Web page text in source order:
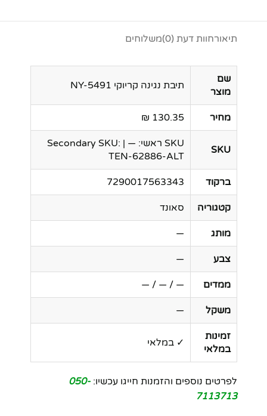
תיאורחוות דעת (0) משלוחים
שם
מוצר
תיבת נגינה קריוקי NY-5491
מחיר 130.35 ₪
SKU
SKU ראשי: — | Secondary SKU:
TEN-62886-ALT
ברקוד 7290017563343
קטגוריה סאונד
מותג —
צבע —
ממדים — / — / —
משקל —
זמינות
במלאי
✓ במלאי
לפרטים נוספים והזמנות חייגו עכשיו: 050-
7113713